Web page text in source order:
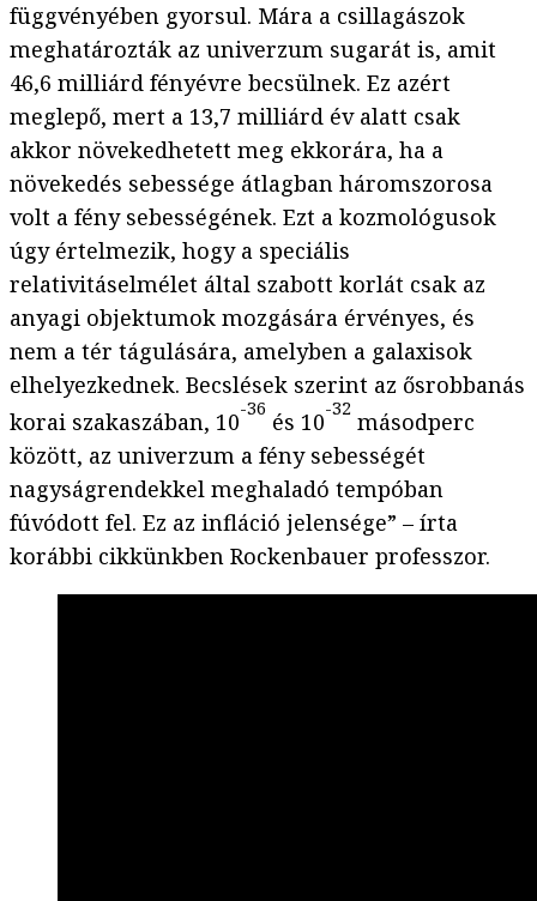
függvényében gyorsul. Mára a csillagászok
meghatározták az univerzum sugarát is, amit
46,6 milliárd fényévre becsülnek. Ez azért
meglepő, mert a 13,7 milliárd év alatt csak
akkor növekedhetett meg ekkorára, ha a
növekedés sebessége átlagban háromszorosa
volt a fény sebességének. Ezt a kozmológusok
úgy értelmezik, hogy a speciális
relativitáselmélet által szabott korlát csak az
anyagi objektumok mozgására érvényes, és
nem a tér tágulására, amelyben a galaxisok
elhelyezkednek. Becslések szerint az ősrobbanás
korai szakaszában, 10-36 és 10-32 másodperc
között, az univerzum a fény sebességét
nagyságrendekkel meghaladó tempóban
fúvódott fel. Ez az infláció jelensége” – írta
korábbi cikkünkben Rockenbauer professzor.